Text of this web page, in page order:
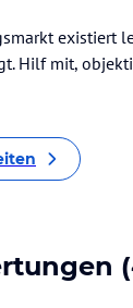
existiert
Hilf mit,